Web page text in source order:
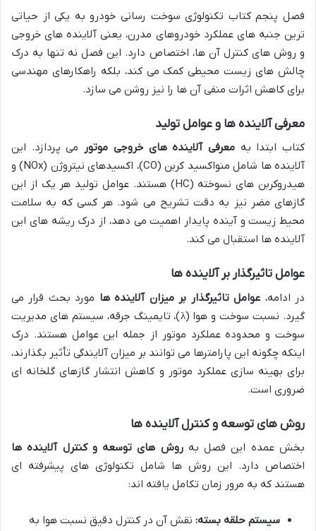
فصل پنجم کتاب تکنولوژی سوخت رسانی خودرو به یکی از حیاتی
ترین جنبه های عملکرد خودروهای مدرن، یعنی آلاینده های خروجی
و روش های کنترل آن ها، اختصاص دارد. این فصل نه تنها به درک
چالش های زیست محیطی کمک می کند، بلکه راهکارهای مهندسی
برای کاهش اثرات منفی آن ها را نیز روشن می سازد.
معرفی آلاینده ها و عوامل تولید
کتاب ابتدا بهمعرفی آلاینده های خروجی موتور می پردازد. این
آلاینده ها شامل منواکسید کربن (CO)، اکسیدهای نیتروژن (NOx) و
هیدروکربن های نسوخته (HC) هستند. عوامل تولید هر یک از این
گازهای مضر نیز به دقت تشریح می شود. هر کسی که به سلامت
محیط زیست و آینده پایدار اهمیت می دهد، از درک ریشه های این
آلاینده ها استقبال می کند.
عوامل تاثیرگذار بر آلاینده ها
در ادامه، عوامل تاثیرگذار بر میزان آلاینده ها مورد بحث قرار می
گیرد. نسبت سوخت و هوا (λ)، تایمینگ جرقه، سیستم های مدیریت
سوخت و محدوده عملکرد موتور از جمله این عوامل هستند. درک
اینکه چگونه این پارامترها می توانند بر میزان آلایندگی تأثیر بگذارند،
برای بهینه سازی عملکرد موتور و کاهش انتشار گازهای گلخانه ای
ضروری است.
روش های توسعه و کنترل آلاینده ها
بخش عمده این فصل بهروش های توسعه و کنترل آلاینده ها
اختصاص دارد. این روش ها شامل تکنولوژی های پیشرفته ای
هستند که به مرور زمان تکامل یافته اند:
سیستم حلقه بسته: نقش آن در کنترل دقیق نسبت هوا به